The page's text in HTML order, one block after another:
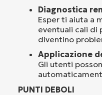
Diagnostica
Esper ti aiuta a
eventuali cali di
diventino
Applicazione
Gli utenti
PUNTI DEBOLI